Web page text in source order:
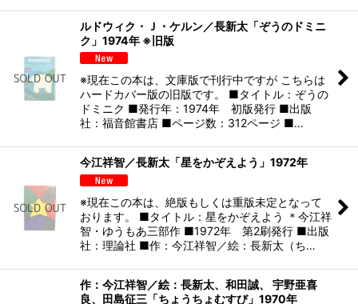
ルドウィク・Ｊ・ケルン／長新太「ぞうのドミニ
ク」1974年 ※旧版
※現在この本は、文庫版で刊行中ですが こちらは
ハードカバー版の旧版です。 ■タイトル：ぞうの
ドミニク ■発行年：1974年 初版発行 ■出版
社：福音館書店 ■ページ数：312ページ ■…
今江祥智／長新太「星をかぞえよう」1972年
※現在この本は、絶版もしくは重版未定となって
おります。 ■タイトル：星をかぞえよう ＊今江祥
智・ゆうもあ三部作 ■1972年 第2刷発行 ■出版
社：理論社 ■作：今江祥智／絵：長新太（ち…
作：今江祥智／絵：長新太、和田誠、 宇野亜喜
良、田島征三「ちょうちょむすび」1970年